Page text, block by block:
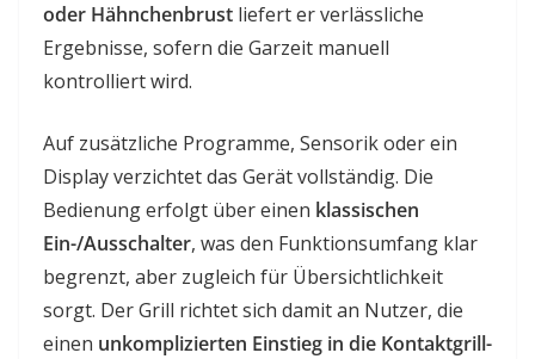
oder Hähnchenbrust liefert er verlässliche
Ergebnisse, sofern die Garzeit manuell
kontrolliert wird.
Auf zusätzliche Programme, Sensorik oder ein
Display verzichtet das Gerät vollständig. Die
Bedienung erfolgt über einen klassischen
Ein-/Ausschalter, was den Funktionsumfang klar
begrenzt, aber zugleich für Übersichtlichkeit
sorgt. Der Grill richtet sich damit an Nutzer, die
einen unkomplizierten Einstieg in die Kontaktgrill-